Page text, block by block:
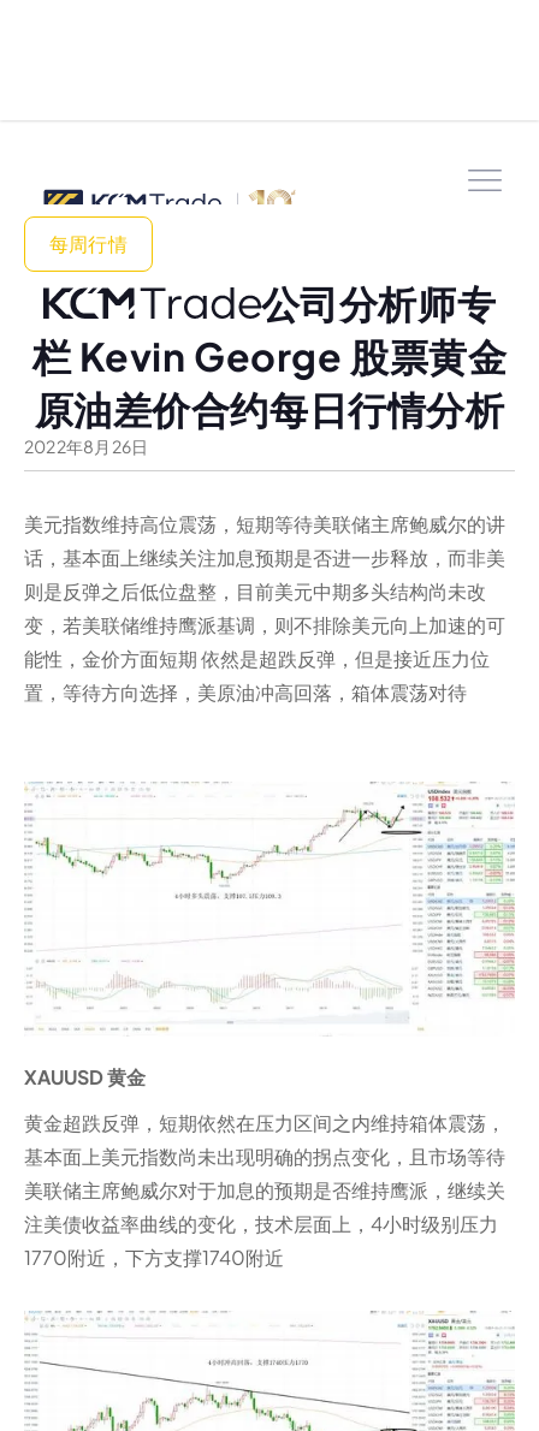
每周行情
公司分析师专
栏 Kevin George 股票黄金
原油差价合约每日行情分析
2022年8 月 26日
美元指数维持高位震荡，短期等待美联储主席鲍威尔的讲
话，基本面上继续关注加息预期是否进一步释放，而非美
则是反弹之后低位盘整，目前美元中期多头结构尚未改
变，若美联储维持鹰派基调，则不排除美元向上加速的可
能性，金价方面短期 依然是超跌反弹，但是接近压力位
置，等待方向选择，美原油冲高回落，箱体震荡对待
XAUUSD 黄金
黄金超跌反弹，短期依然在压力区间之内维持箱体震荡，
基本面上美元指数尚未出现明确的拐点变化，且市场等待
美联储主席鲍威尔对于加息的预期是否维持鹰派，继续关
注美债收益率曲线的变化，技术层面上，4小时级别压力
1770附近，下方支撑1740附近